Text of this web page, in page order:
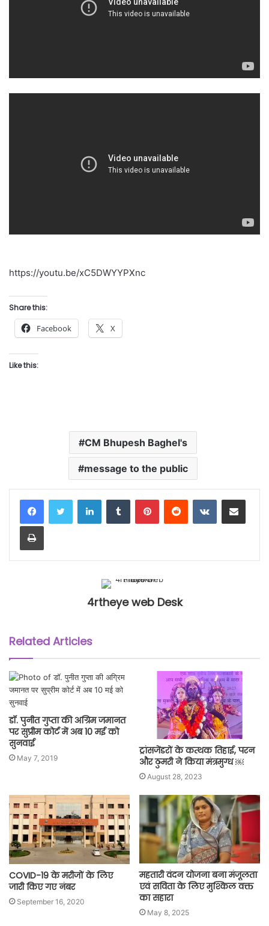
https://youtu.be/xC5DWYYPXnc
Share this:
Facebook X
Like this:
CM Bhupesh Baghel's
message to the public
4rtheye web Desk
Related Articles
डॉ. पुनीत गुप्ता की अग्रिम जमानत
पर सुप्रीम कोर्ट में अब 10 मई को
सुनवाई
May 7, 2019
ट्रांसजेंडरों के कत्थक तिहाई, परन
और ठुमरी ने किया मंत्रमुग्ध ￼
August 28, 2023
COVID-19 के मरीजों के लिए
जारी किए गए नंबर
September 16, 2020
महतारी वंदन योजना बना मंजूलता
एवं सविता के लिए मुश्किल वक्त
का सहारा
May 8, 2025